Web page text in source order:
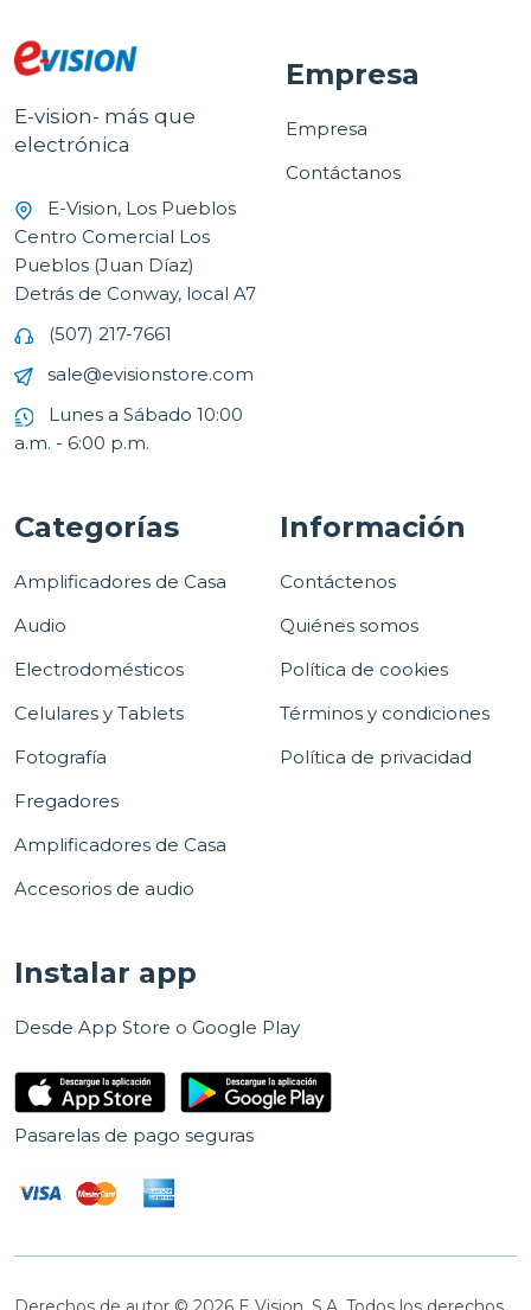
E-vision- más que
electrónica
E-Vision, Los Pueblos
Centro Comercial Los
Pueblos (Juan Díaz)
Detrás de Conway, local A7
(507) 217-7661
sale@evisionstore.com
Lunes a Sábado 10:00
a.m. - 6:00 p.m.
Empresa
Empresa
Contáctanos
Categorías
Amplificadores de Casa
Audio
Electrodomésticos
Celulares y Tablets
Fotografía
Fregadores
Amplificadores de Casa
Accesorios de audio
Información
Contáctenos
Quiénes somos
Política de cookies
Términos y condiciones
Política de privacidad
Instalar app
Desde App Store o Google Play
Pasarelas de pago seguras